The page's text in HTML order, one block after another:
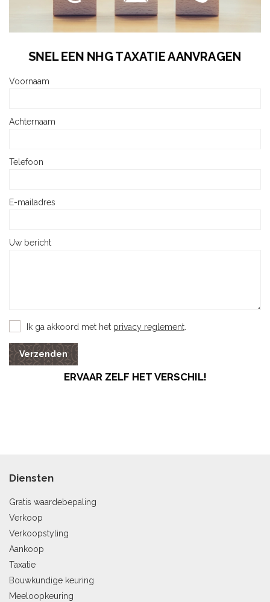
SNEL EEN NHG TAXATIE AANVRAGEN
Voornaam
Achternaam
Telefoon
E-mailadres
Uw bericht
Ik ga akkoord met het privacy reglement.
Verzenden
ERVAAR ZELF HET VERSCHIL!
Diensten
Gratis waardebepaling
Verkoop
Verkoopstyling
Aankoop
Taxatie
Bouwkundige keuring
Meeloopkeuring